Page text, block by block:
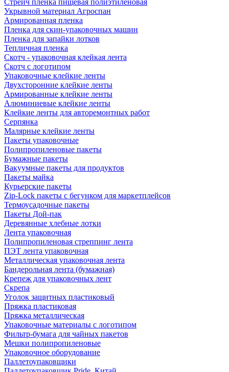
Стрейч пленка пищевая полиэтиленовая
Укрывной материал Агроспан
Армированная пленка
Пленка для скин-упаковочных машин
Пленка для запайки лотков
Тепличная пленка
Скотч - упаковочная клейкая лента
Скотч с логотипом
Упаковочные клейкие ленты
Двухсторонние клейкие ленты
Армированные клейкие ленты
Алюминиевые клейкие ленты
Клейкие ленты для авторемонтных работ
Серпянка
Малярные клейкие ленты
Пакеты упаковочные
Полипропиленовые пакеты
Бумажные пакеты
Вакуумные пакеты для продуктов
Пакеты майка
Курьерские пакеты
Zip-Lock пакеты с бегунком для маркетплейсов
Термоусадочные пакеты
Пакеты Дой-пак
Деревянные хлебные лотки
Лента упаковочная
Полипропиленовая стреппинг лента
ПЭТ лента упаковочная
Металлическая упаковочная лента
Бандерольная лента (бумажная)
Крепеж для упаковочных лент
Скрепа
Уголок защитных пластиковый
Пряжка пластиковая
Пряжка металлическая
Упаковочные материалы с логотипом
Фильтр-бумага для чайных пакетов
Мешки полипропиленовые
Упаковочное оборудование
Паллетоупаковщики